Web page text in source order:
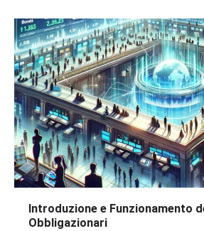
Introduzione e Funzionamento
Obbligazionari